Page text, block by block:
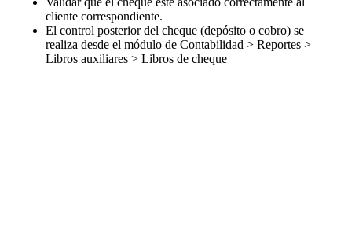
cliente correspondiente.
El control posterior del cheque (depósito o cobro) se
realiza desde el módulo de Contabilidad > Reportes >
Libros auxiliares > Libros de cheque